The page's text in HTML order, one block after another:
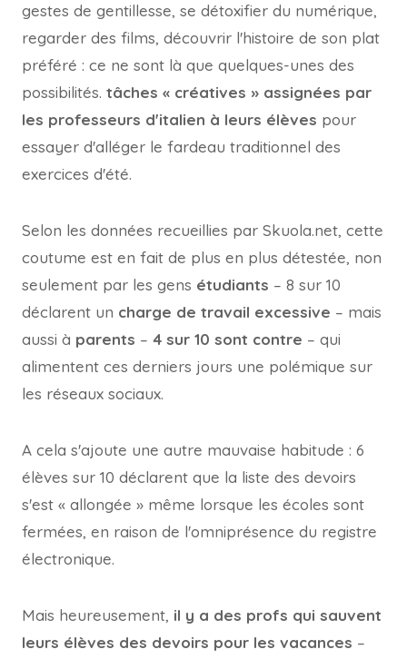
gestes de gentillesse, se détoxifier du numérique,
regarder des films, découvrir l'histoire de son plat
préféré : ce ne sont là que quelques-unes des
possibilités. tâches « créatives » assignées par
les professeurs d'italien à leurs élèves pour
essayer d'alléger le fardeau traditionnel des
exercices d'été.
Selon les données recueillies par Skuola.net, cette
coutume est en fait de plus en plus détestée, non
seulement par les gens étudiants – 8 sur 10
déclarent un charge de travail excessive – mais
aussi à parents – 4 sur 10 sont contre – qui
alimentent ces derniers jours une polémique sur
les réseaux sociaux.
A cela s'ajoute une autre mauvaise habitude : 6
élèves sur 10 déclarent que la liste des devoirs
s'est « allongée » même lorsque les écoles sont
fermées, en raison de l'omniprésence du registre
électronique.
Mais heureusement, il y a des profs qui sauvent
leurs élèves des devoirs pour les vacances –